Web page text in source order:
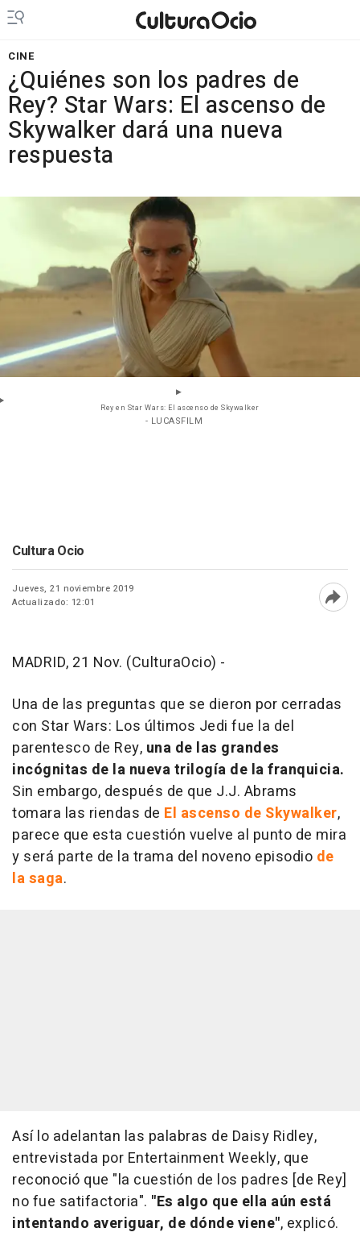
CINE
¿Quiénes son los padres de
Rey? Star Wars: El ascenso de
Skywalker dará una nueva
respuesta
Rey en Star Wars: El ascenso de Skywalker
- LUCASFILM
Cultura Ocio
Jueves, 21 noviembre 2019
Actualizado: 12:01
MADRID, 21 Nov. (CulturaOcio) -
Una de las preguntas que se dieron por cerradas
con Star Wars: Los últimos Jedi fue la del
parentesco de Rey, una de las grandes
incógnitas de la nueva trilogía de la franquicia.
Sin embargo, después de que J.J. Abrams
tomara las riendas de El ascenso de Skywalker,
parece que esta cuestión vuelve al punto de mira
y será parte de la trama del noveno episodio de
la saga.
Así lo adelantan las palabras de Daisy Ridley,
entrevistada por Entertainment Weekly, que
reconoció que "la cuestión de los padres [de Rey]
no fue satifactoria". "Es algo que ella aún está
intentando averiguar, de dónde viene", explicó.